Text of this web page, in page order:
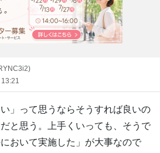
」って思うならそうすれば良いの
と思う。上手くいっても、そうで
おいて実施した」が大事なので